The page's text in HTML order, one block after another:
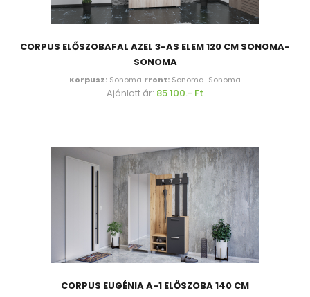
CORPUS ELŐSZOBAFAL AZEL 3-AS ELEM 120 CM SONOMA-
SONOMA
Korpusz: Sonoma Front: Sonoma-Sonoma
Ajánlott ár: 85 100.- Ft
CORPUS EUGÉNIA A-1 ELŐSZOBA 140 CM